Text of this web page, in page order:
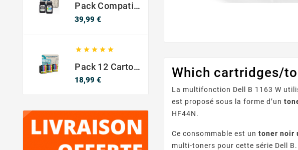
Pack Compatible Canon PG-540 XL / CL-541 XL – Noir & Couleur – Haute Capacité
39,99 €
    
Pack 12 Cartouches Compatible EPSON 603XL
18,99 €
Which cartridges/
La multifonction Dell B 1163 W
est proposé sous la forme d’un
HF44N.
Ce consommable est untoner noir
multi-toners pour cette série Dell